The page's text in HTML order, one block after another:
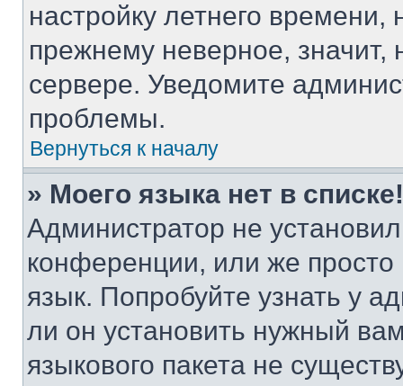
настройку летнего
прежнему неверное, значит,
сервере. Уведомите
проблемы.
Вернуться к началу
» Моего языка нет в списке!
Администратор не
конференции, или же
язык. Попробуйте узнать у
ли он установить нужный
языкового пакета не